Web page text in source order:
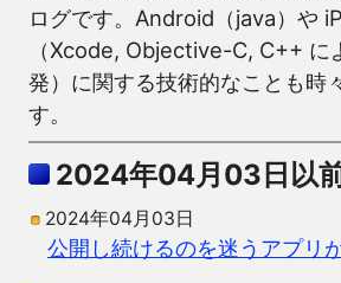
ログです。Android（java）や
（Xcode, Objective-C, C++ に
発）に関する技術的なことも時
す。
2024年04月03日以
2024年04月03日
公開し続けるのを迷うアプリ